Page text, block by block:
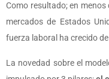
Como resultado; en
mercados de Estados
fuerza laboral ha crecido
La novedad sobre el